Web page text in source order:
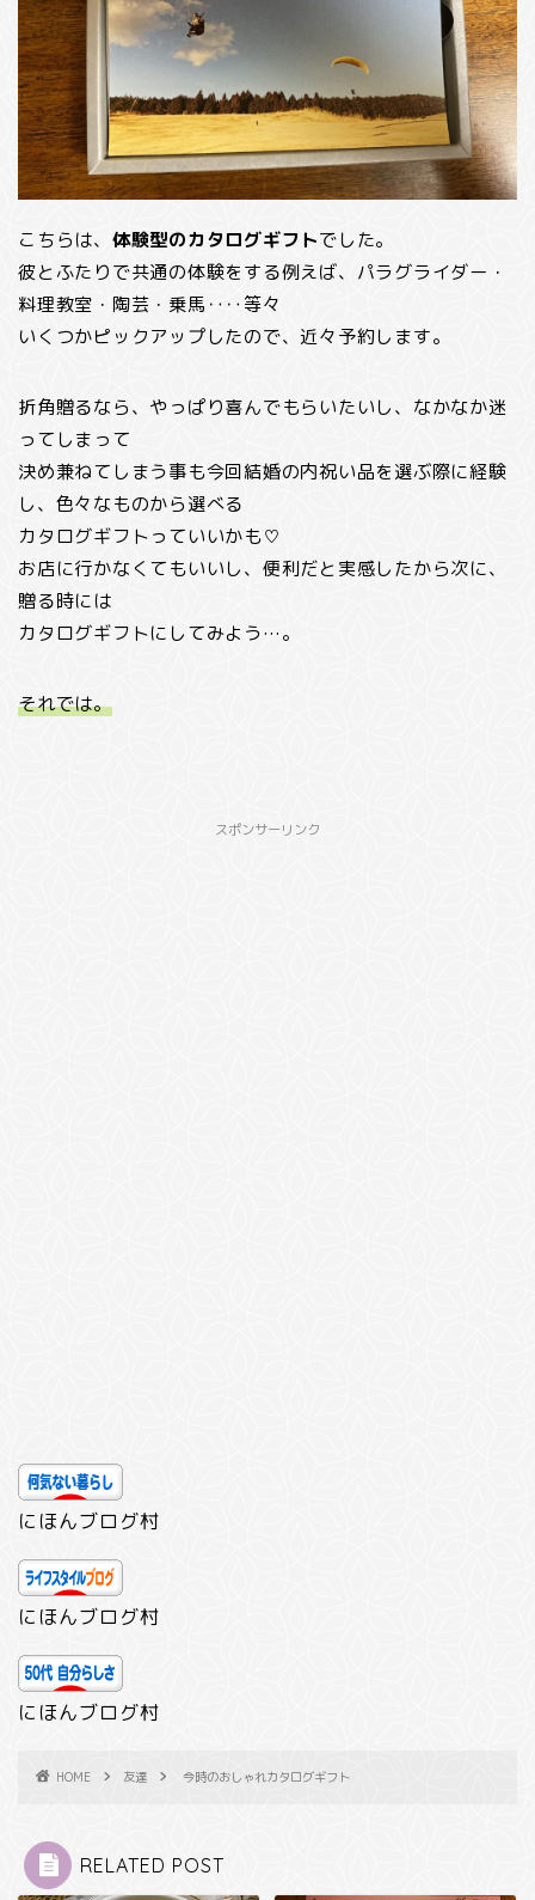
こちらは、 体験型のカタログギフトでした。
彼とふたりで共通の体験をする例えば、パラグライダー・
料理教室・陶芸・乗馬‥‥等々
いくつかピックアップしたので、近々予約します。
折角贈るなら、やっぱり喜んでもらいたいし、なかなか迷
ってしまって
決め兼ねてしまう事も今回結婚の内祝い品を選ぶ際に経験
し、色々なものから選べる
カタログギフトっていいかも♡
お店に行かなくてもいいし、便利だと実感したから次に、
贈る時には
カタログギフトにしてみよう…。
それでは。
スポンサーリンク
にほんブログ村
にほんブログ村
にほんブログ村
HOME 友達 今時のおしゃれカタログギフト
RELATED POST